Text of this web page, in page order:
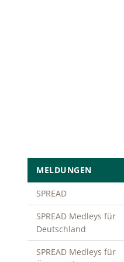
MELDUNGEN
SPREAD
SPREAD Medleys für
Deutschland
SPREAD Medleys für